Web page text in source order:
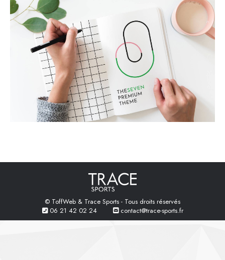
© ToffWeb & Trace Sports - Tous droits réservés
06 21 42 02 24
contact@trace-sports.fr